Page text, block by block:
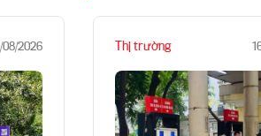
08/2026 Thị trường